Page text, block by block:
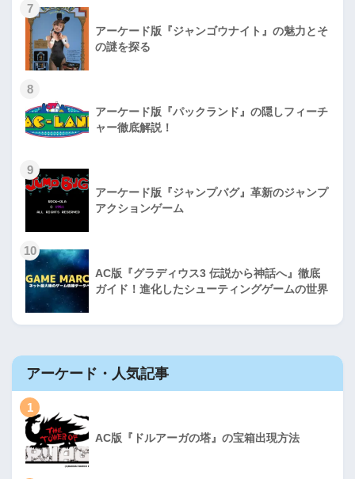
7
アーケード版『ジャンゴウナイト』の魅力とそ
の謎を探る
8
アーケード版『パックランド』の隠しフィーチ
ャー徹底解説！
9
アーケード版『ジャンプバグ』革新のジャンプ
アクションゲーム
10
AC版『グラディウス3 伝説から神話へ』徹底
ガイド！進化したシューティングゲームの世界
アーケード・人気記事
1
AC版『ドルアーガの塔』の宝箱出現方法